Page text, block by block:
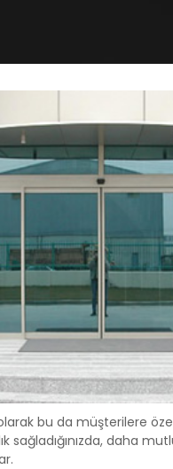
bu da müşterilere
sağladığınızda, daha